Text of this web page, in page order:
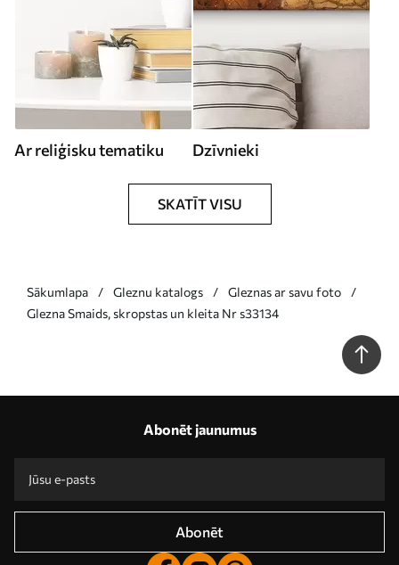
Ar reliģisku tematiku Dzīvnieki
SKATĪT VISU
Sākumlapa Gleznu katalogs
Gleznas ar savu foto
Glezna Smaids, skropstas un kleita Nr s33134
Abonēt jaunumus
Abonēt